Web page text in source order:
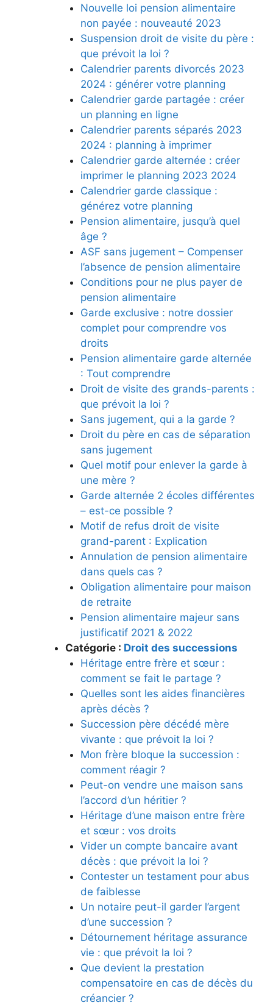
Nouvelle loi pension alimentaire
non payée : nouveauté 2023
Suspension droit de visite du père :
que prévoit la loi ?
Calendrier parents divorcés 2023
2024 : générer votre planning
Calendrier garde partagée : créer
un planning en ligne
Calendrier parents séparés 2023
2024 : planning à imprimer
Calendrier garde alternée : créer
imprimer le planning 2023 2024
Calendrier garde classique :
générez votre planning
Pension alimentaire, jusqu’à quel
âge ?
ASF sans jugement – Compenser
l’absence de pension alimentaire
Conditions pour ne plus payer de
pension alimentaire
Garde exclusive : notre dossier
complet pour comprendre vos
droits
Pension alimentaire garde alternée
: Tout comprendre
Droit de visite des grands-parents :
que prévoit la loi ?
Sans jugement, qui a la garde ?
Droit du père en cas de séparation
sans jugement
Quel motif pour enlever la garde à
une mère ?
Garde alternée 2 écoles différentes
– est-ce possible ?
Motif de refus droit de visite
grand-parent : Explication
Annulation de pension alimentaire
dans quels cas ?
Obligation alimentaire pour maison
de retraite
Pension alimentaire majeur sans
justificatif 2021 & 2022
Catégorie : Droit des successions
Héritage entre frère et sœur :
comment se fait le partage ?
Quelles sont les aides financières
après décès ?
Succession père décédé mère
vivante : que prévoit la loi ?
Mon frère bloque la succession :
comment réagir ?
Peut-on vendre une maison sans
l’accord d’un héritier ?
Héritage d’une maison entre frère
et sœur : vos droits
Vider un compte bancaire avant
décès : que prévoit la loi ?
Contester un testament pour abus
de faiblesse
Un notaire peut-il garder l’argent
d’une succession ?
Détournement héritage assurance
vie : que prévoit la loi ?
Que devient la prestation
compensatoire en cas de décès du
créancier ?